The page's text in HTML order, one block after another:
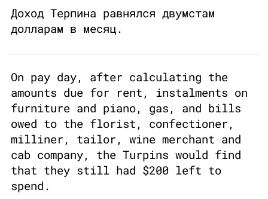
Доход Терпина равнялся двумстам
долларам в месяц.
On pay day, after calculating the
amounts due for rent, instalments on
furniture and piano, gas, and bills
owed to the florist, confectioner,
milliner, tailor, wine merchant and
cab company, the Turpins would find
that they still had $200 left to
spend.